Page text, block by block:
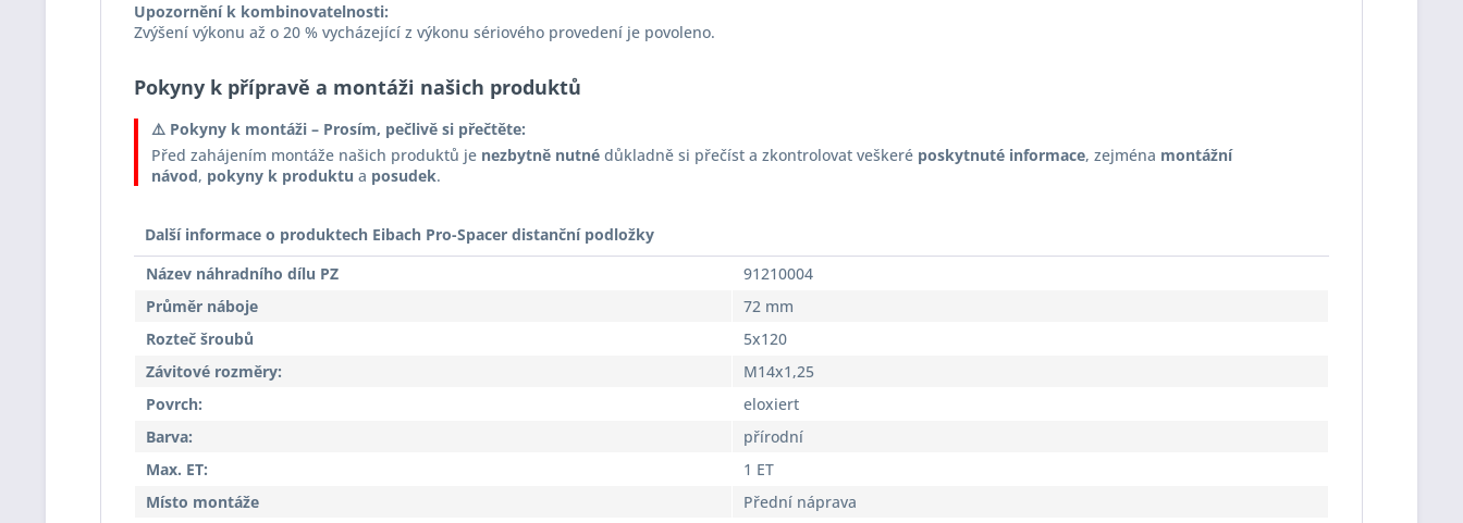
Upozornění k kombinovatelnosti:
Zvýšení výkonu až o 20 % vycházející z výkonu sériového provedení je povoleno.
Pokyny k přípravě a montáži našich produktů
⚠️ Pokyny k montáži – Prosím, pečlivě si přečtěte:
Před zahájením montáže našich produktů je nezbytně nutné důkladně si přečíst a zkontrolovat veškeré poskytnuté informace, zejména montážní
návod, pokyny k produktu a posudek.
Další informace o produktech Eibach Pro-Spacer distanční podložky
Název náhradního dílu PZ
91210004
Průměr náboje
72 mm
Rozteč šroubů
5x120
Závitové rozměry:
M14x1,25
Povrch:
eloxiert
Barva:
přírodní
Max. ET:
1 ET
Místo montáže
Přední náprava